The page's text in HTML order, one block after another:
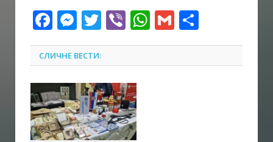
Facebook
Messenger
Twitter
ViberWhatsApp
Gmail
СЛИЧНЕ ВЕСТИ: